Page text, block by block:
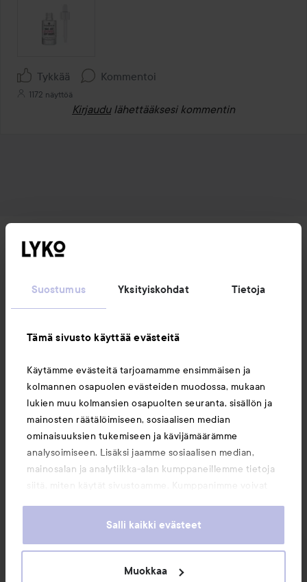
Suostumus Yksityiskohdat Tietoja
Tämä sivusto käyttää evästeitä
Käytämme evästeitä tarjoamamme ensimmäisen ja
kolmannen osapuolen evästeiden muodossa, mukaan
lukien muu kolmansien osapuolten seuranta, sisällön ja
mainosten räätälöimiseen, sosiaalisen median
ominaisuuksien tukemiseen ja kävijämäärämme
analysoimiseen. Lisäksi jaamme sosiaalisen median,
mainosalan ja analytiikka-alan kumppaneillemme tietoja
heille tai joita on kerätty, kun olet käyttänyt heidän
evästeiden käytön.
Salli kaikki evästeet
Muokkaa
Tykkää Kommentoi
1172 näyttöä
Kirjaudu lähettääksesi kommentin
Uutuudet ja tarjoukset
Seuraa meitä
Asiakaspalvelu
Tietoja
Saattaisit myös tykätä